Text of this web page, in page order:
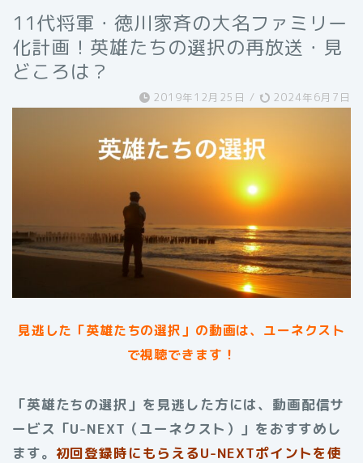
11代将軍・徳川家斉の大名ファミリー
化計画！英雄たちの選択の再放送・見
どころは？
2019年12月25日 / 2024年6月7日
見逃した「英雄たちの選択」の動画は、ユーネクスト
で視聴できます！
「英雄たちの選択」を見逃した方には、動画配信サ
ービス「U-NEXT（ユーネクスト）」をおすすめし
ます。 初回登録時にもらえるU-NEXTポイントを使